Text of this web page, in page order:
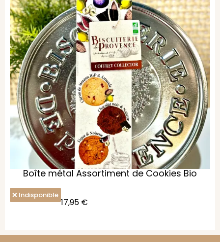
Boîte métal Assortiment de Cookies Bio
Indisponible
17,95 €